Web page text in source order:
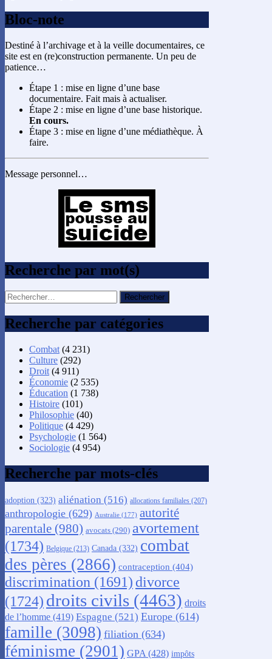
Bloc-note
Destiné à l’archivage et à la veille documentaires, ce
site est en (re)construction permanente. Un peu de
patience…
Étape 1 : mise en ligne d’une base
documentaire. Fait mais à actualiser.
Étape 2 : mise en ligne d’une base historique.
En cours.
Étape 3 : mise en ligne d’une médiathèque. À
faire.
Message personnel…
Recherche par mot(s)
Rechercher :
Recherche par catégories
Combat (4 231)
Culture (292)
Droit (4 911)
Économie (2 535)
Éducation (1 738)
Histoire (101)
Philosophie (40)
Politique (4 429)
Psychologie (1 564)
Sociologie (4 954)
Recherche par mots-clés
adoption (323) aliénation (516) allocations familiales (207)
anthropologie (629) Australie (177) autorité
parentale (980) avocats (290) avortement
(1734) Belgique (213) Canada (332) combat
des pères (2866) contraception (404)
discrimination (1691) divorce
(1724) droits civils (4463) droits
de l’homme (419) Espagne (521) Europe (614)
famille (3098) filiation (634)
féminisme (2901) GPA (428) impôts